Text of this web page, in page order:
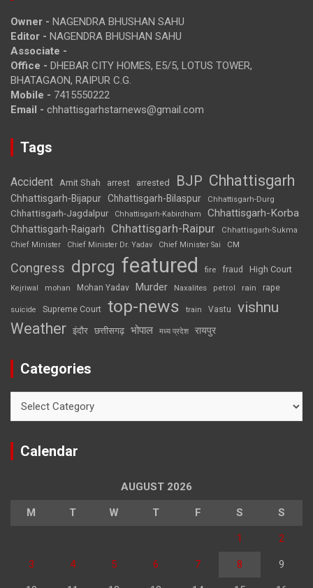
Owner - NAGENDRA BHUSHAN SAHU
Editor - NAGENDRA BHUSHAN SAHU
Associate -
Office - DHEBAR CITY HOMES, E5/5, LOTUS TOWER,
BHATAGAON, RAIPUR C.G.
Mobile - 7415550222
Email - chhattisgarhstarnews@gmail.com
Tags
Accident Amit Shah arrest arrested BJP Chhattisgarh
Chhattisgarh-Bijapur Chhattisgarh-Bilaspur Chhattisgarh-Durg
Chhattisgarh-Jagdalpur Chhattisgarh-Kabirdham Chhattisgarh-Korba
Chhattisgarh-Raigarh Chhattisgarh-Raipur
Chhattisgarh-Sukma
Chief Minister
Chief Minister Dr. Yadav Chief Minister Sai CM
Congress dprcg featured fire fraud High Court
Kejriwal mohan Mohan Yadav Murder Naxalites petrol rain rape
suicide Supreme Court top-news train Vastu vishnu
Weather इंदौर छत्तीसगढ़ भोपाल मध्य प्रदेश रायपुर
Categories
Calendar
AUGUST 2026
M T W T F S S
1 2
3 4 5 6 7 8 9